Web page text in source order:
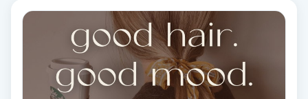
Ansiktsbehandling djuprengörande
Babylights